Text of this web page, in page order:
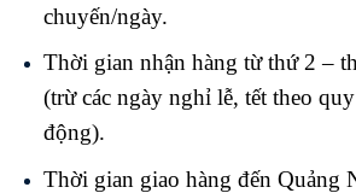
chuyến/ngày.
Thời gian nhận hàng từ thứ 2 –
(trừ các ngày nghỉ lễ, tết theo
động).
Thời gian giao hàng đến Quảng